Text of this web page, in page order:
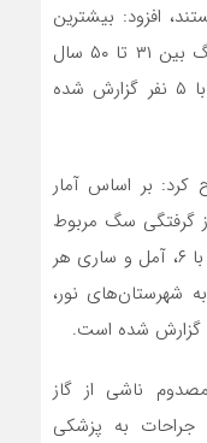
هستند، افزود: بیشترین
سن مصدومین ناشی از گاز گرفتگی سگ بین ۳۱ تا ۵۰ سال
با ۹ نفر و کمترین سن ۱۱ تا ۲۰ سال با ۵ نفر گزارش شده
کرد: بر اساس آمار
گرفتگی سگ مربوط
به شهرستان‌های تنکابن با ۱۲، قائمشهر با ۶، آمل و ساری هر
به شهرستان‌های نور،
گزارش شده است.
قابل ذکر است در سال گذشته ۱۲۳مصدوم ناشی از گاز
به پزشکی